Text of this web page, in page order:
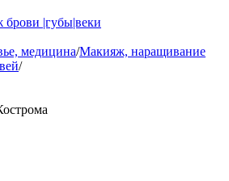
|губы|веки
медицина/Макияж, наращивание
/